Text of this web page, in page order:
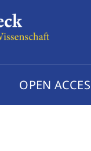
OPEN